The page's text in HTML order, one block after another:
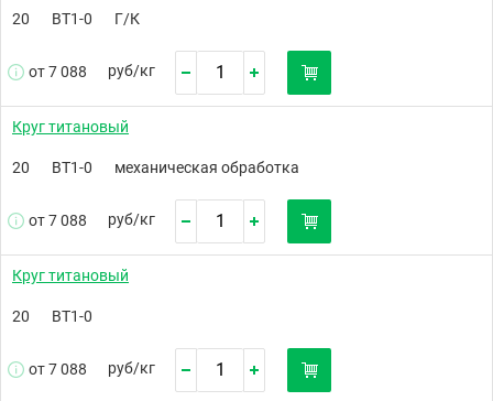
20 ВТ1-0 Г/К
от 7 088 руб/кг
Круг титановый
20 ВТ1-0 механическая обработка
от 7 088 руб/кг
Круг титановый
20 ВТ1-0
от 7 088 руб/кг